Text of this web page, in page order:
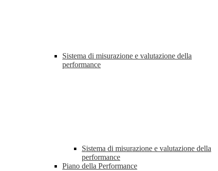
Sistema di misurazione e valutazione della
performance
Sistema di misurazione e valutazione della
performance
Piano della Performance